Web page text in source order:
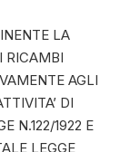
LA
RICAMBI
AGLI
DI
N.122/1922 E
LEGGE